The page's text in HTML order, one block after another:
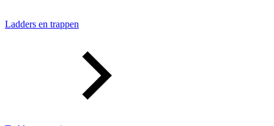
Ladders en trappen